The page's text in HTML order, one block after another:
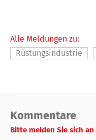
Alle Meldungen zu:
Rüstungsindustrie
Kommentare
Bitte melden Sie sich an